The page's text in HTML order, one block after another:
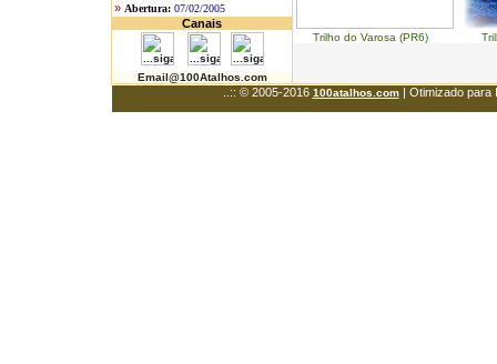
» Abertura: 07/02/2005
Canais
Email@100Atalhos.com
Trilho do Varosa (PR6) Trilho
..:: © 2005-2016 100atalhos.com| Otimizado para